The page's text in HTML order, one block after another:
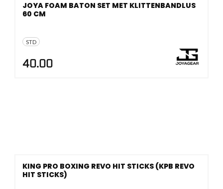
STD
JOYA FOAM BATON SET MET KLITTENBANDLUS
60 CM
40.00
KING PRO BOXING REVO HIT STICKS (KPB REVO
HIT STICKS)